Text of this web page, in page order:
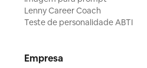
Lenny Career Coach
Teste de personalidade ABTI
Empresa